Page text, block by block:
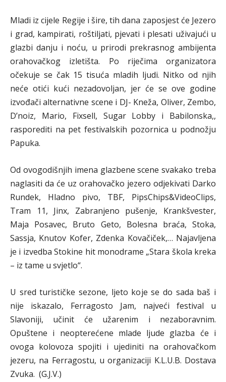
Mladi iz cijele Regije i šire, tih dana zaposjest će Jezero
i grad, kampirati, roštiljati, pjevati i plesati uživajući u
glazbi danju i noću, u prirodi prekrasnog ambijenta
orahovačkog izletišta. Po riječima organizatora
očekuje se čak 15 tisuća mladih ljudi. Nitko od njih
neće otići kući nezadovoljan, jer će se ove godine
izvođači alternativne scene i DJ- Kneža, Oliver, Zembo,
D’noiz, Mario, Fixsell, Sugar Lobby i Babilonska,,
rasporediti na pet festivalskih pozornica u podnožju
Papuka.
Od ovogodišnjih imena glazbene scene svakako treba
naglasiti da će uz orahovačko jezero odjekivati Darko
Rundek, Hladno pivo, TBF, PipsChips&VideoClips,
Tram 11, Jinx, Zabranjeno pušenje, Krankšvester,
Maja Posavec, Bruto Geto, Bolesna braća, Stoka,
Sassja, Knutov Kofer, Zdenka Kovačiček,… Najavljena
je i izvedba Stokine hit monodrame „Stara škola kreka
– iz tame u svjetlo“.
U sred turističke sezone, ljeto koje se do sada baš i
nije iskazalo, Ferragosto Jam, najveći festival u
Slavoniji, učinit će užarenim i nezaboravnim.
Opuštene i neopterećene mlade ljude glazba će i
ovoga kolovoza spojiti i ujediniti na orahovačkom
jezeru, na Ferragostu, u organizaciji K.L.U.B. Dostava
Zvuka. (G.J.V.)